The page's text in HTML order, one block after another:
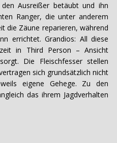
Ausreißer betäubt und ihn
Ranger, die unter anderem
die Zäune reparieren, während
errichtet. Grandios: All diese
in Third Person – Ansicht
Die Fleischfesser stellen
sich grundsätzlich nicht
eigene Gehege. Zu den
das ihrem Jagdverhalten